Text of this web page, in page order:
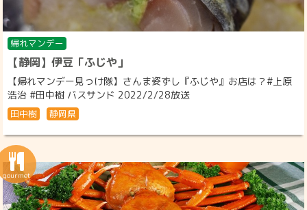
帰れマンデー
【静岡】伊豆「ふじや」
【帰れマンデー見っけ隊】さんま姿ずし『ふじや』お店は？#上原
浩治 #田中樹 バスサンド 2022/2/28放送
田中樹 静岡県